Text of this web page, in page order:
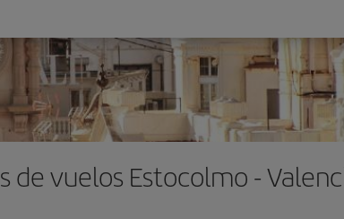
de vuelos Estocolmo -